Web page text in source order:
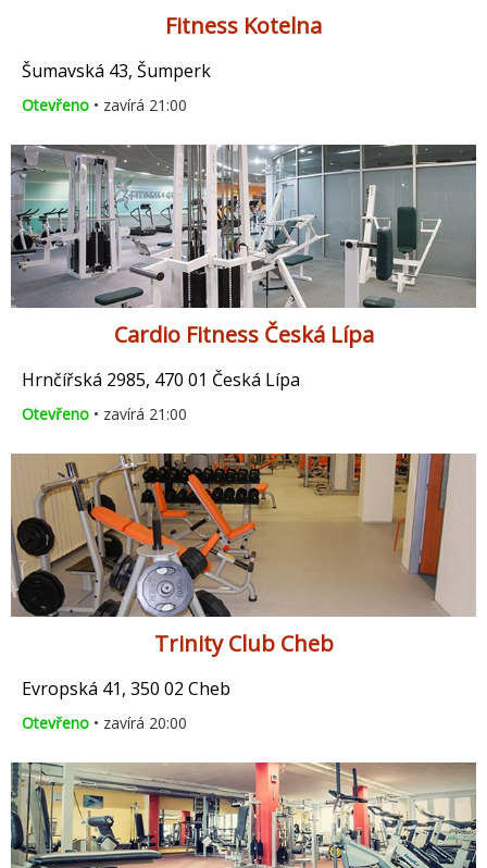
Fitness Kotelna
Šumavská 43, Šumperk
Otevřeno • zavírá 21:00
Cardio Fitness Česká Lípa
Hrnčířská 2985, 470 01 Česká Lípa
Otevřeno • zavírá 21:00
Trinity Club Cheb
Evropská 41, 350 02 Cheb
Otevřeno • zavírá 20:00